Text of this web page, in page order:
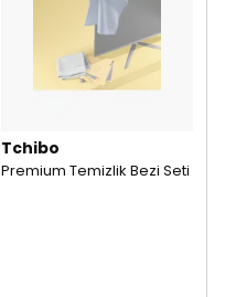
Tchibo
Premium Temizlik Bezi Seti